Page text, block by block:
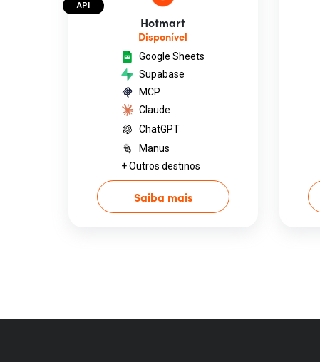
API
Hotmart
Disponível
Google Sheets
Supabase
MCP
Claude
ChatGPT
Manus
+ Outros destinos
Saiba mais